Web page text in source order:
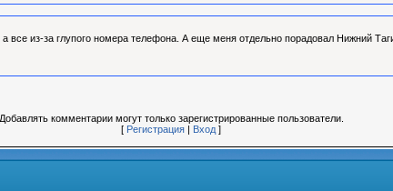
из-за глупого номера телефона. А еще меня отдельно порадовал Нижний
Добавлять комментарии могут только зарегистрированные пользователи.
[ Регистрация | Вход ]